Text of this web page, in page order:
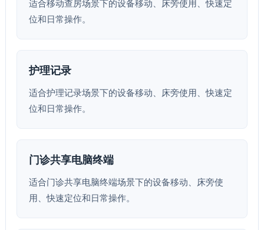
适合移动查房场景下的设备移动、床旁使用、快速定
位和日常操作。
护理记录
适合护理记录场景下的设备移动、床旁使用、快速定
位和日常操作。
门诊共享电脑终端
适合门诊共享电脑终端场景下的设备移动、床旁使
用、快速定位和日常操作。